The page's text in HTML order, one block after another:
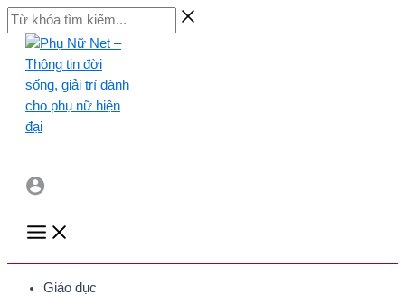
Skip
to
content
Từ
khóa
kiếm...
Main
Menu
Giáo dục